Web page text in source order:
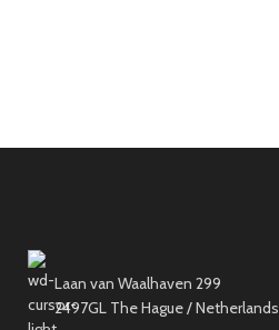
Laan van Waalhaven 299
2497GL The Hague / Netherlands